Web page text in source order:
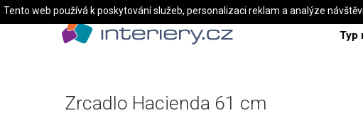
Typ
Zrcadlo Hacienda 61 cm
Tento web používá k poskytování služeb, personalizaci reklam a analýze